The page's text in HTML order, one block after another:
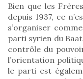
Bien que les
depuis 1937, ce
s’organiser
parti syrien du
contrôle du
l’orientation
le parti est